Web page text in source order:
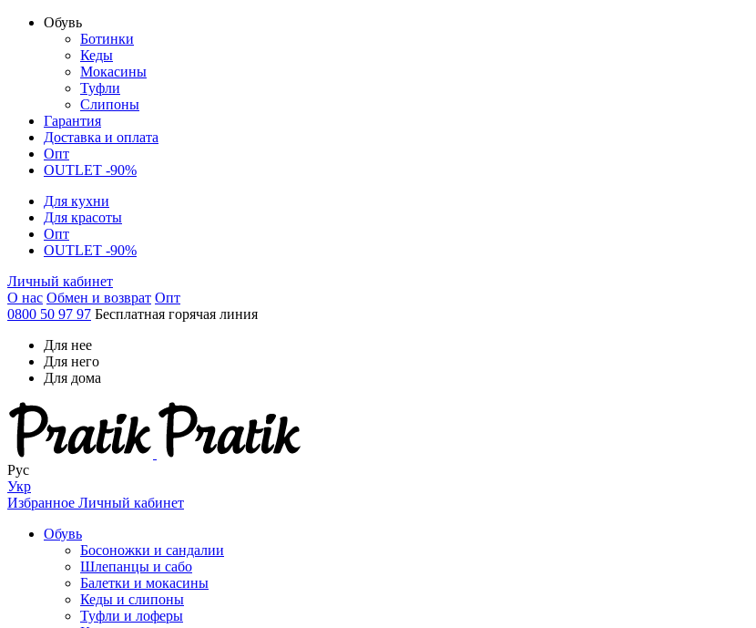
Обувь
Ботинки
Кеды
Мокасины
Туфли
Слипоны
Гарантия
Доставка и оплата
Опт
OUTLET -90%
Для кухни
Для красоты
Опт
OUTLET -90%
Личный кабинет
О нас Обмен и возврат Опт
0800 50 97 97 Бесплатная горячая линия
Для нее
Для него
Для дома
Рус
Укр
Избранное Личный кабинет
Обувь
Босоножки и сандалии
Шлепанцы и сабо
Балетки и мокасины
Кеды и слипоны
Туфли и лоферы